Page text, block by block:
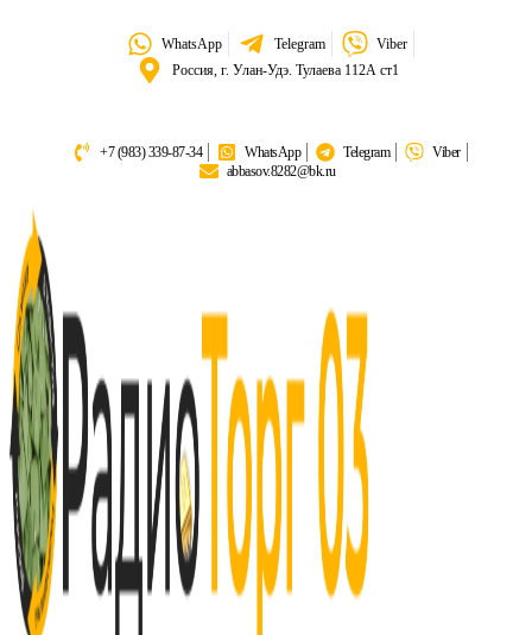
WhatsApp Telegram
Viber
Россия, г. Улан-Удэ. Тулаева 112А ст1
+7 (983) 339-87-34 WhatsApp Telegram
Viber
abbasov.8282@bk.ru